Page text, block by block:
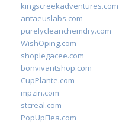
kingscreekadventures.com
antaeuslabs.com
purelycleanchemdry.com
WishOping.com
shoplegacee.com
bonvivantshop.com
CupPlante.com
mpzin.com
stcreal.com
PopUpFlea.com